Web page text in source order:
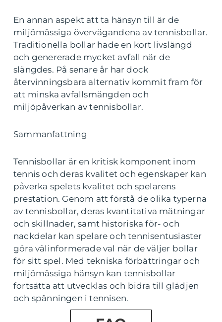
En annan aspekt att ta hänsyn till är de
miljömässiga övervägandena av tennisbollar.
Traditionella bollar hade en kort livslängd
och genererade mycket avfall när de
slängdes. På senare år har dock
återvinningsbara alternativ kommit fram för
att minska avfallsmängden och
miljöpåverkan av tennisbollar.
Sammanfattning
Tennisbollar är en kritisk komponent inom
tennis och deras kvalitet och egenskaper kan
påverka spelets kvalitet och spelarens
prestation. Genom att förstå de olika typerna
av tennisbollar, deras kvantitativa mätningar
och skillnader, samt historiska för- och
nackdelar kan spelare och tennisentusiaster
göra välinformerade val när de väljer bollar
för sitt spel. Med tekniska förbättringar och
miljömässiga hänsyn kan tennisbollar
fortsätta att utvecklas och bidra till glädjen
och spänningen i tennisen.